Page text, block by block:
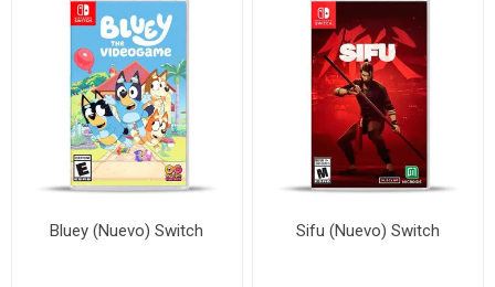
Bluey (Nuevo) Switch Sifu (Nuevo) Switch